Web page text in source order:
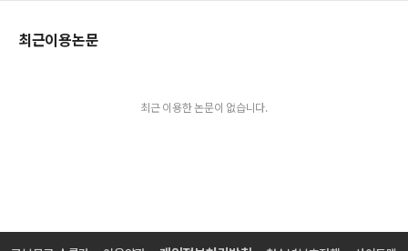
기업의 퇴직연금의 적립이 신용위험에 미치는 영향
생명보험의 해지와 승환: 모집인의 영향에 대한 실증
보험사의 지속적 이익과 현금배당과의 관계에 관한 연구
최근이용논문
최근 이용한 논문이 없습니다.